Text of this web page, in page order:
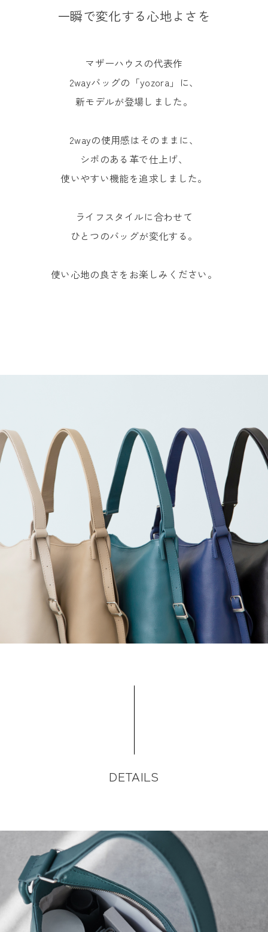
一瞬で変化する心地よさを
マザーハウスの代表作
2wayバッグの「yozora」に、
新モデルが登場しました。
2wayの使用感はそのままに、
シボのある革で仕上げ、
使いやすい機能を追求しました。
ライフスタイルに合わせて
ひとつのバッグが変化する。
使い心地の良さをお楽しみください。
DETAILS